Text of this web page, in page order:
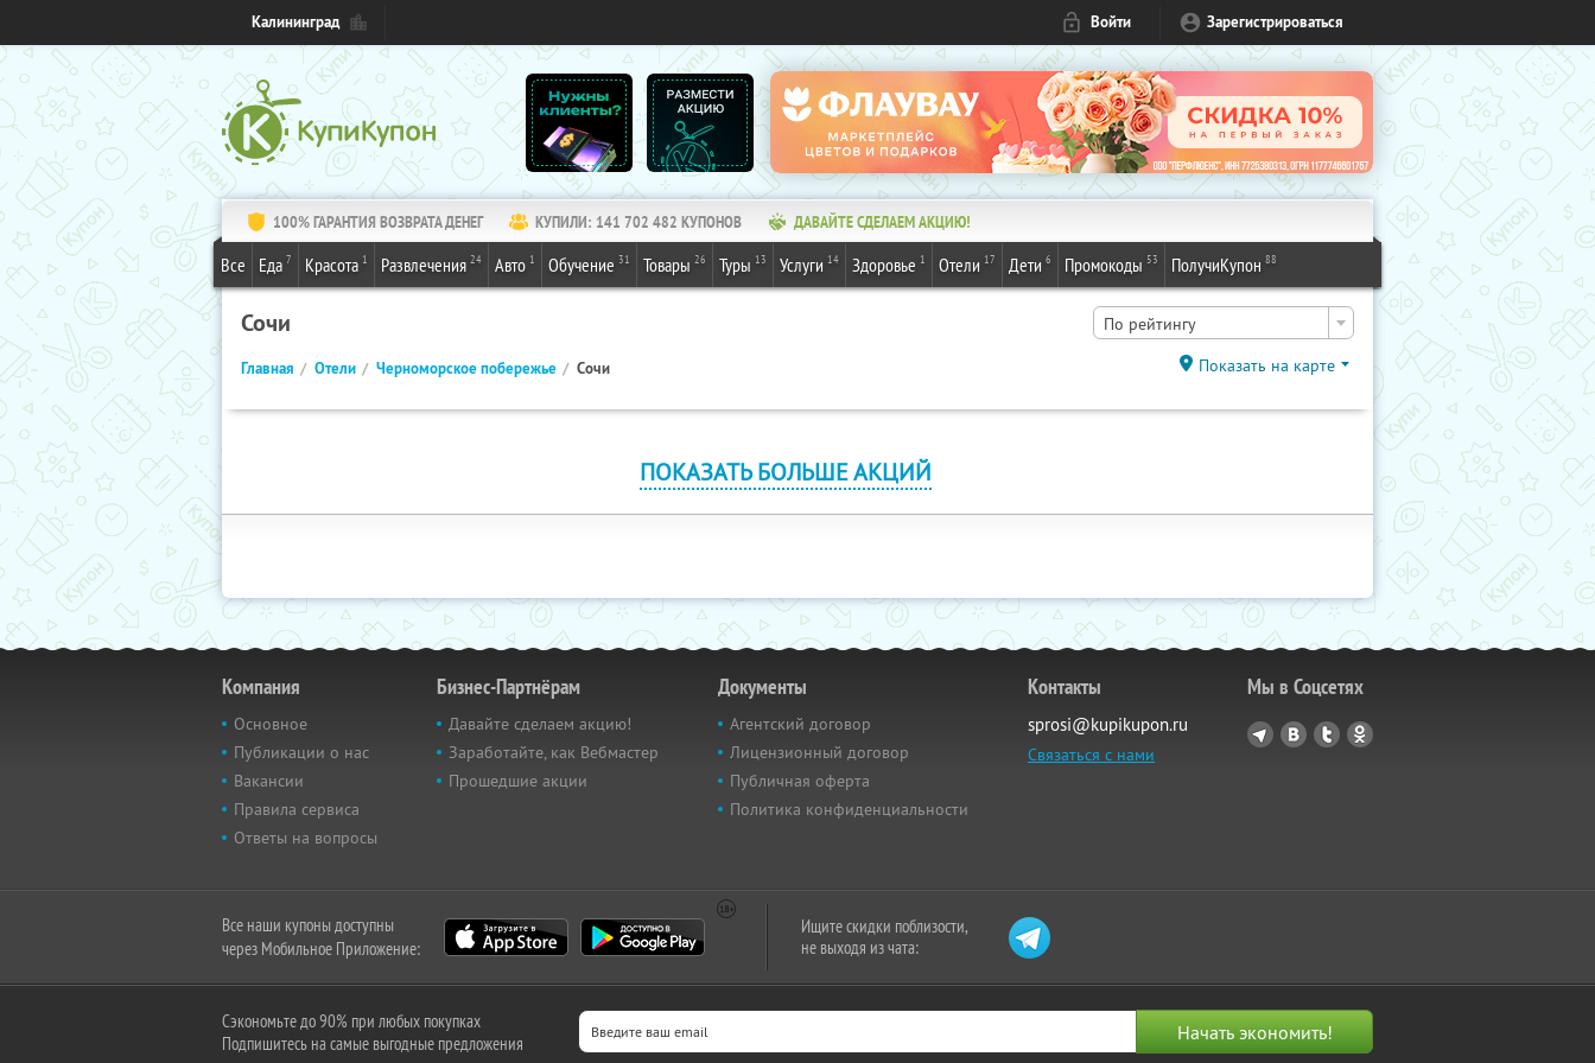
Калининград Войти Зарегистрироваться
100% ГАРАНТИЯ ВОЗВРАТА ДЕНЕГ КУПИЛИ: 141 702 482 КУПОНОВ ДАВАЙТЕ СДЕЛАЕМ АКЦИЮ!
Все Еда 7 Красота 1 Развлечения 24 Авто 1 Обучение 31 Товары 26 Туры 13 Услуги 14 Здоровье 1 Отели 17 Дети 6 Промокоды 53 ПолучиКупон 88
Сочи По рейтингу
Главная Отели Черноморское побережье Сочи Показать на карте
ПОКАЗАТЬ БОЛЬШЕ АКЦИЙ
Компания
Основное
Публикации о нас
Вакансии
Правила сервиса
Ответы на вопросы
Бизнес-Партнёрам
Давайте сделаем акцию!
Заработайте, как Вебмастер
Прошедшие акции
Документы
Агентский договор
Лицензионный договор
Публичная оферта
Политика конфиденциальности
Контакты
sprosi@kupikupon.ru
Связаться с нами
Мы в Соцсетях
Все наши купоны доступны
через Мобильное Приложение:
Ищите скидки поблизости,
не выходя из чата:
Сэкономьте до 90% при любых покупках
Подпишитесь на самые выгодные предложения